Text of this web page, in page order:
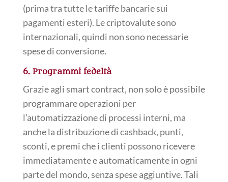
(prima tra tutte le tariffe bancarie sui
pagamenti esteri). Le criptovalute sono
internazionali, quindi non sono necessarie
spese di conversione.
6. Programmi fedeltà
Grazie agli smart contract, non solo è possibile
programmare operazioni per
l’automatizzazione di processi interni, ma
anche la distribuzione di cashback, punti,
sconti, e premi che i clienti possono ricevere
immediatamente e automaticamente in ogni
parte del mondo, senza spese aggiuntive. Tali